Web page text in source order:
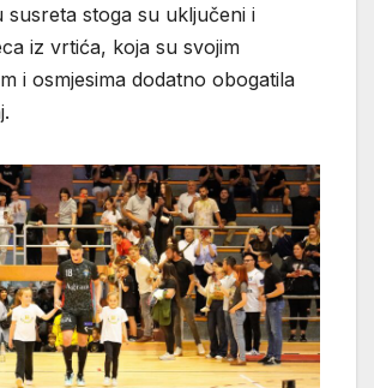
susreta stoga su uključeni i
iz vrtića, koja su svojim
i osmjesima dodatno obogatila